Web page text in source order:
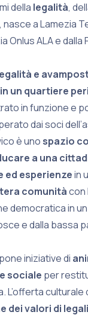
della legalità,
, nasce a Lamezia
Onlus ALA e dalla
e
in un quartiere
in funzione e
dai soci
è uno spazio
a una
ed esperienzein
comunitàcon
democratica in
e dalla bassa
iniziative di
sociale per
L’offerta
dei valori di